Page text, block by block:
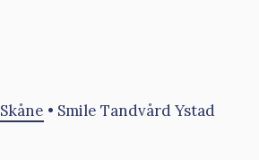
Skåne • Smile Tandvård Ystad